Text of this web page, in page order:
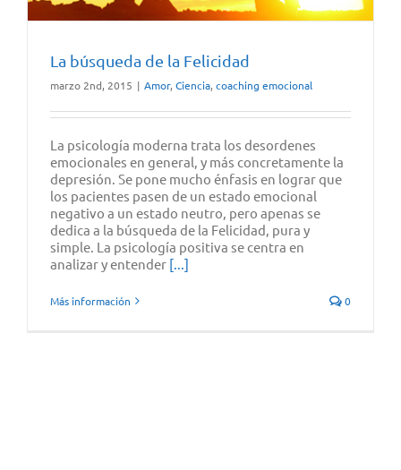
La búsqueda de la Felicidad
marzo 2nd, 2015 | Amor, Ciencia, coaching emocional
La psicología moderna trata los desordenes
emocionales en general, y más concretamente la
depresión. Se pone mucho énfasis en lograr que
los pacientes pasen de un estado emocional
negativo a un estado neutro, pero apenas se
dedica a la búsqueda de la Felicidad, pura y
simple. La psicología positiva se centra en
analizar y entender [...]
Más información 0